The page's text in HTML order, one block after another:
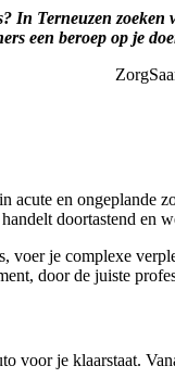
In Terneuzen zoeken
een beroep op je
en ongeplande
doortastend en
je complexe
door de juiste
voor je klaarstaat.